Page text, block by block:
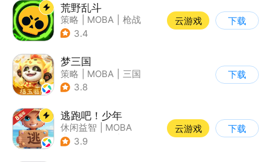
荒野乱斗
策略 MOBA
枪战
| 3v3
3.4
云游戏 下载
梦三国
策略 MOBA
三国
| 中国风
3.8
下载
逃跑吧！少年
休闲益智
MOBA
| 非对称竞技
3.9
云游戏 下载